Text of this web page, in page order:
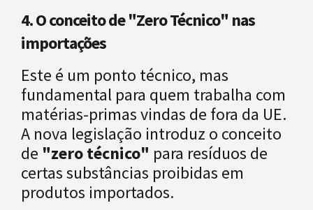
4. O conceito de "Zero Técnico" nas
importações
Este é um ponto técnico, mas
fundamental para quem trabalha com
matérias-primas vindas de fora da UE.
A nova legislação introduz o conceito
de "zero técnico" para resíduos de
certas substâncias proibidas em
produtos importados.